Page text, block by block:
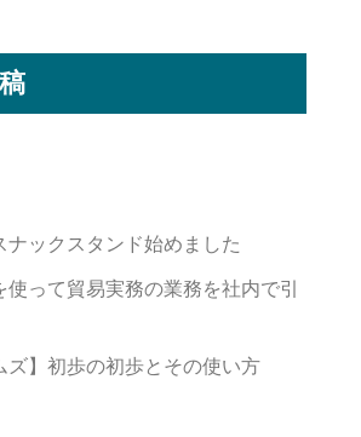
ナックスタンド始めました
使って貿易実務の業務を社内で引
ズ】初歩の初歩とその使い方